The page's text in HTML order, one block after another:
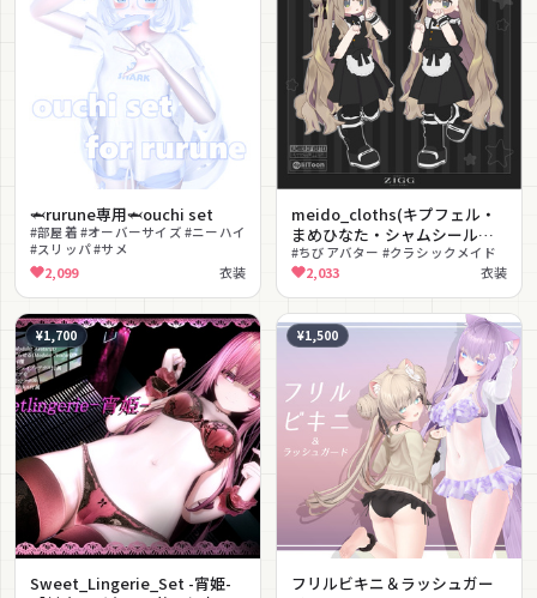
🦈rurune専用🦈ouchi set
#部屋着 #オーバーサイズ #ニーハイ
#スリッパ #サメ
2,099 衣装
meido_cloths(キプフェル・
まめひなた・シャムシール対
応)
#ちびアバター #クラシックメイド
2,033 衣装
¥1,700
Sweet_Lingerie_Set -宵姫-
¥1,500
フリルビキニ＆ラッシュガー